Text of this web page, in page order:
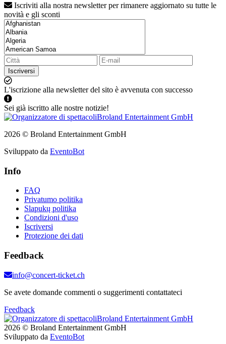
Iscriviti alla nostra newsletter per rimanere aggiornato su tutte le
novità e gli sconti
Iscriversi
L'iscrizione alla newsletter del sito è avvenuta con successo
Sei già iscritto alle nostre notizie!
2026 © Broland Entertainment GmbH
Sviluppato da EventoBot
Info
FAQ
Privatumo politika
Slapukų politika
Condizioni d'uso
Iscriversi
Protezione dei dati
Feedback
info@concert-ticket.ch
Se avete domande commenti o suggerimenti contattateci
Feedback
2026 © Broland Entertainment GmbH
Sviluppato da EventoBot